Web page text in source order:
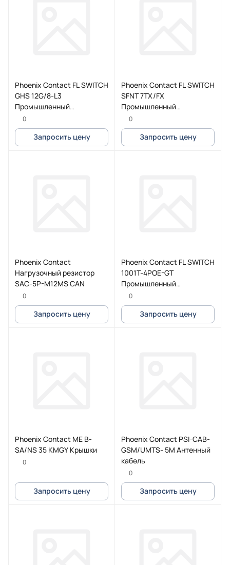
Phoenix Contact FL SWITCH
GHS 12G/8-L3
Промышленный
коммутатор
0
Запросить цену
Phoenix Contact FL SWITCH
SFNT 7TX/FX
Промышленный
коммутатор
0
Запросить цену
Phoenix Contact
Нагрузочный резистор
SAC-5P-M12MS CAN
0
Запросить цену
Phoenix Contact FL SWITCH
1001T-4POE-GT
Промышленный
коммутатор
0
Запросить цену
Phoenix Contact ME B-
SA/NS 35 KMGY Крышки
0
Запросить цену
Phoenix Contact PSI-CAB-
GSM/UMTS- 5M Антенный
кабель
0
Запросить цену